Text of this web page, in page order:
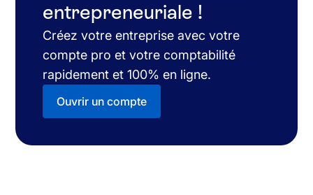
entrepreneuriale !
Créez votre entreprise avec votre
compte pro et votre comptabilité
rapidement et 100% en ligne.
Ouvrir un compte